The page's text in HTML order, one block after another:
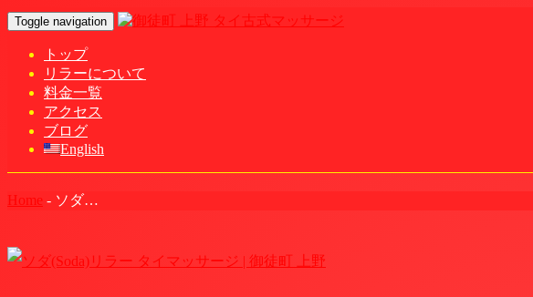
Toggle navigation
トップ
リラーについて
料金一覧
アクセス
ブログ
English
Home - ソダ…